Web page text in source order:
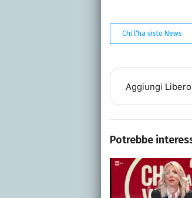
Chi l'ha visto News
Aggiungi
Potrebbe